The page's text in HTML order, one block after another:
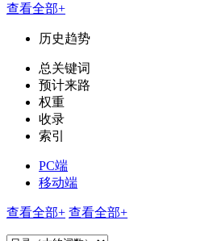
查看全部+
历史趋势
总关键词
预计来路
权重
收录
索引
PC端
移动端
查看全部+ 查看全部+